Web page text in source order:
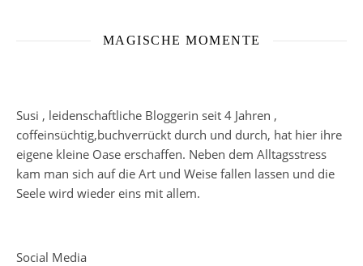
MAGISCHE MOMENTE
Susi , leidenschaftliche Bloggerin seit 4 Jahren ,
coffeinsüchtig,buchverrückt durch und durch, hat hier ihre
eigene kleine Oase erschaffen. Neben dem Alltagsstress
kam man sich auf die Art und Weise fallen lassen und die
Seele wird wieder eins mit allem.
Social Media